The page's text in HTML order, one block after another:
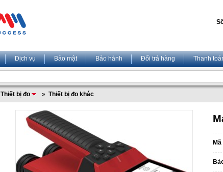
Dịch vụ Bảo mật Bảo hành Đổi trả hàng Thanh
Thiết bị đo » Thiết bị đo khác